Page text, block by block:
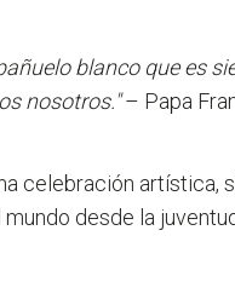
blanco que es
nosotros."– Papa
celebración artística,
desde la